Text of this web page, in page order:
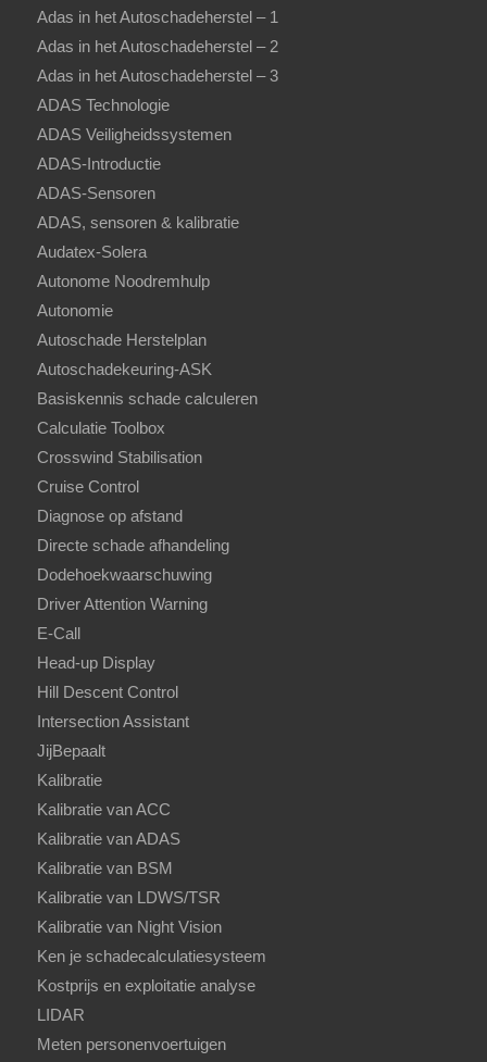
Adas in het Autoschadeherstel – 1
Adas in het Autoschadeherstel – 2
Adas in het Autoschadeherstel – 3
ADAS Technologie
ADAS Veiligheidssystemen
ADAS-Introductie
ADAS-Sensoren
ADAS, sensoren & kalibratie
Audatex-Solera
Autonome Noodremhulp
Autonomie
Autoschade Herstelplan
Autoschadekeuring-ASK
Basiskennis schade calculeren
Calculatie Toolbox
Crosswind Stabilisation
Cruise Control
Diagnose op afstand
Directe schade afhandeling
Dodehoekwaarschuwing
Driver Attention Warning
E-Call
Head-up Display
Hill Descent Control
Intersection Assistant
JijBepaalt
Kalibratie
Kalibratie van ACC
Kalibratie van ADAS
Kalibratie van BSM
Kalibratie van LDWS/TSR
Kalibratie van Night Vision
Ken je schadecalculatiesysteem
Kostprijs en exploitatie analyse
LIDAR
Meten personenvoertuigen